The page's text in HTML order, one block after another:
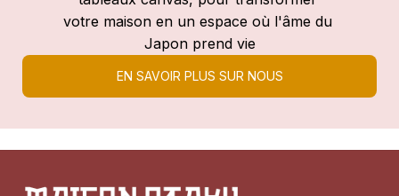
votre maison en un espace où l'âme du
Japon prend vie
EN SAVOIR PLUS SUR NOUS